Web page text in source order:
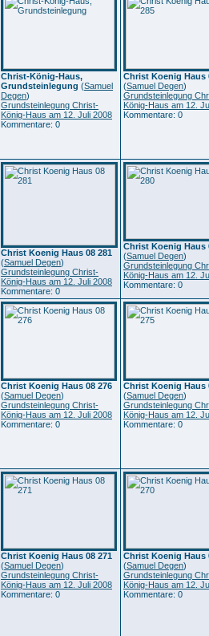
Christ-König-Haus,
Grundsteinlegung (Samuel
Degen)
Grundsteinlegung Christ-
König-Haus am 12. Juli 2008
Kommentare: 0
Christ Koenig Haus
(Samuel Degen)
Grundsteinlegung
König-Haus am 12.
Kommentare: 0
Christ Koenig Haus 08 281
(Samuel Degen)
Grundsteinlegung Christ-
König-Haus am 12. Juli 2008
Kommentare: 0
Christ Koenig Haus
(Samuel Degen)
Grundsteinlegung
König-Haus am 12.
Kommentare: 0
Christ Koenig Haus 08 276
(Samuel Degen)
Grundsteinlegung Christ-
König-Haus am 12. Juli 2008
Kommentare: 0
Christ Koenig Haus
(Samuel Degen)
Grundsteinlegung
König-Haus am 12.
Kommentare: 0
Christ Koenig Haus 08 271
(Samuel Degen)
Grundsteinlegung Christ-
König-Haus am 12. Juli 2008
Kommentare: 0
Christ Koenig Haus
(Samuel Degen)
Grundsteinlegung
König-Haus am 12.
Kommentare: 0